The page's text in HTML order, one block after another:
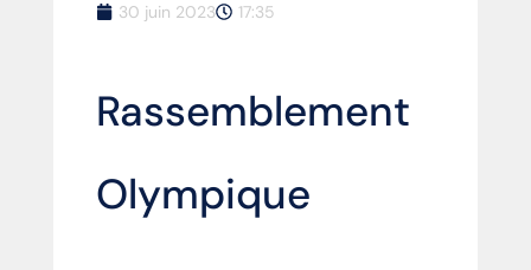
30 juin 2023 17:35
Rassemblement
Olympique